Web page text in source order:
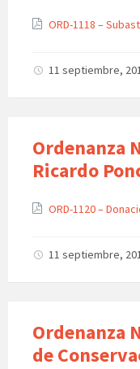
ORD-1118 –
11 septiembre,
Ordenanza
Ricardo
ORD-1120 –
11 septiembre,
Ordenanza
de